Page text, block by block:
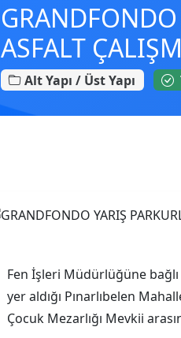
ASFALT
Alt Yapı / Üst Yapı
Fen İşleri Müdürlüğüne
yer aldığı Pınarlıbelen
Çocuk Mezarlığı Mevkii